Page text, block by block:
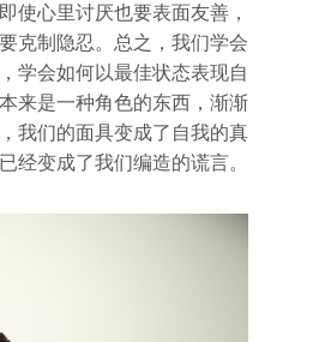
使心里讨厌也要表面友善，
克制隐忍。总之，我们学会
学会如何以最佳状态表现自
来是一种角色的东西，渐渐
我们的面具变成了自我的真
经变成了我们编造的谎言。